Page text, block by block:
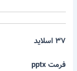
۳۷ اسلاید
فرمت pptx